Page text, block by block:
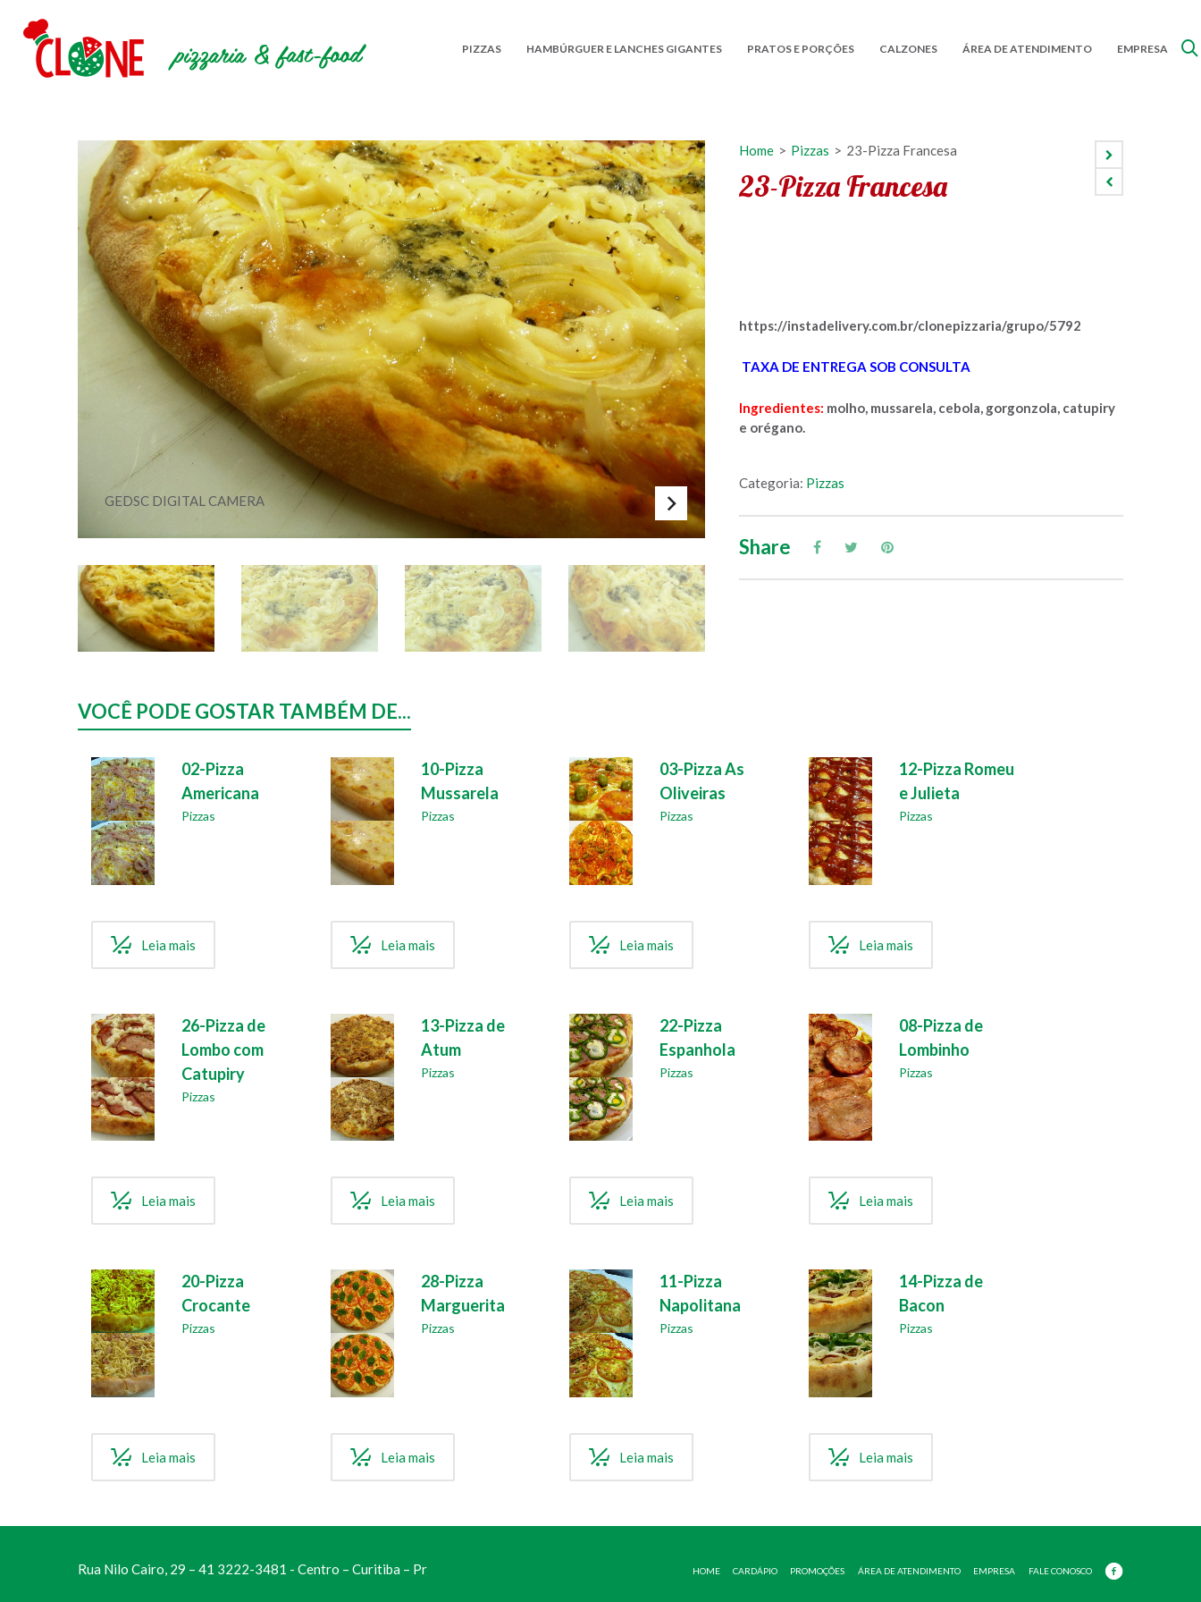
PIZZAS HAMBÚRGUER E LANCHES GIGANTES PRATOS E PORÇÕES CALZONES ÁREA DE ATENDIMENTO EMPRESA
GEDSC DIGITAL CAMERA
Home > Pizzas > 23-Pizza Francesa
23-Pizza Francesa
https://instadelivery.com.br/clonepizzaria/grupo/5792
TAXA DE ENTREGA SOB CONSULTA
Ingredientes: molho, mussarela, cebola, gorgonzola, catupiry
e orégano.
Categoria: Pizzas
Share
VOCÊ PODE GOSTAR TAMBÉM DE...
02-Pizza
Americana
Pizzas
Leia mais
10-Pizza
Mussarela
Pizzas
Leia mais
03-Pizza As
Oliveiras
Pizzas
Leia mais
12-Pizza Romeu
e Julieta
Pizzas
Leia mais
26-Pizza de
Lombo com
Catupiry
Pizzas
Leia mais
13-Pizza de
Atum
Pizzas
Leia mais
22-Pizza
Espanhola
Pizzas
Leia mais
08-Pizza de
Lombinho
Pizzas
Leia mais
20-Pizza
Crocante
Pizzas
Leia mais
28-Pizza
Marguerita
Pizzas
Leia mais
11-Pizza
Napolitana
Pizzas
Leia mais
14-Pizza de
Bacon
Pizzas
Leia mais
Rua Nilo Cairo, 29 – 41 3222-3481 - Centro – Curitiba – Pr HOME CARDÁPIO PROMOÇÕES ÁREA DE ATENDIMENTO EMPRESA FALE CONOSCO